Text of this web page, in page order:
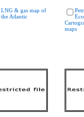
LNG & gas map of
the Atlantic
maps